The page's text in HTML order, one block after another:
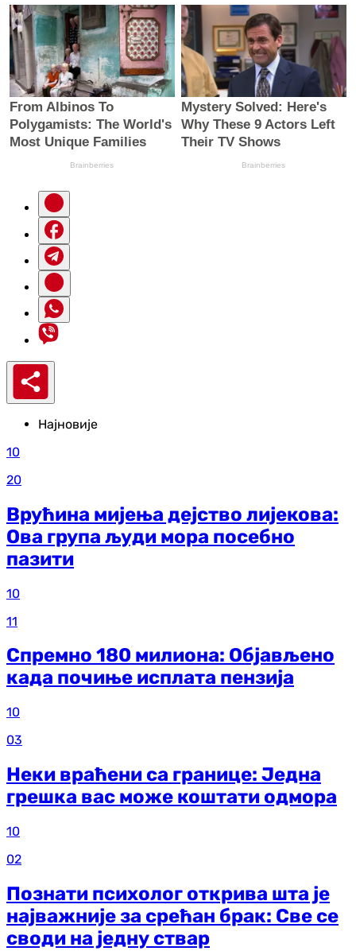
Најновије
10
20
Врућина мијења дејство лијекова:
Ова група људи мора посебно
пазити
10
11
Спремно 180 милиона: Објављено
када почиње исплата пензија
10
03
Неки враћени са границе: Једна
грешка вас може коштати одмора
10
02
Познати психолог открива шта је
најважније за срећан брак: Све се
своди на једну ствар